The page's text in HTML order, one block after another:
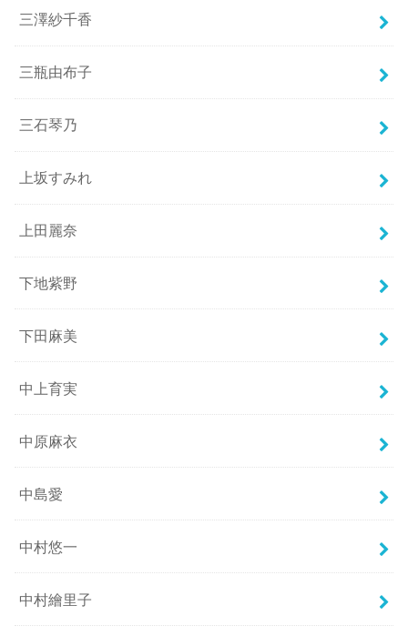
三澤紗千香
三瓶由布子
三石琴乃
上坂すみれ
上田麗奈
下地紫野
下田麻美
中上育実
中原麻衣
中島愛
中村悠一
中村繪里子